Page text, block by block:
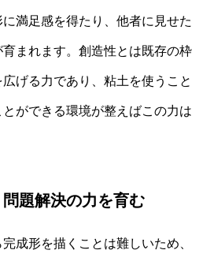
満足感を得たり、他者に見せた
まれます。創造性とは既存の枠
げる力であり、粘土を使うこと
ができる環境が整えばこの力は
題解決の力を育む
成形を描くことは難しいため、